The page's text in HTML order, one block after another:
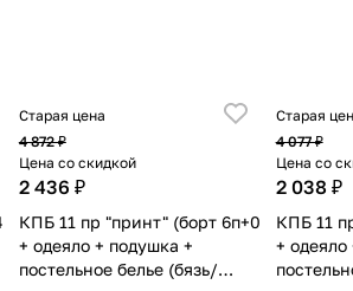
Старая цена
4 872 ₽
Цена со скидкой
2 436 ₽
КПБ 11 пр "принт" (борт 6п+0
+ одеяло + подушка +
постельное белье (бязь/
Старая
4 077 ₽
Цена со
2 038 ₽
КПБ 11
+ одеяло